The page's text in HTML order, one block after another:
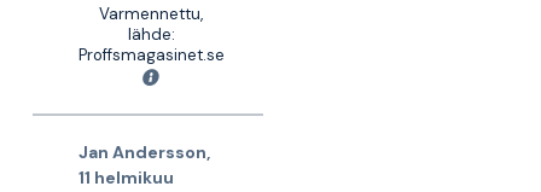
Varmennettu,
lähde:
Proffsmagasinet.se
Jan Andersson
11 helmikuu